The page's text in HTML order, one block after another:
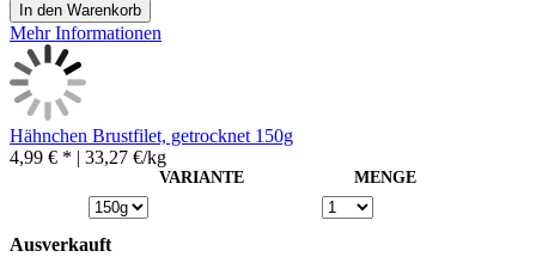
In den Warenkorb
Mehr Informationen
Hähnchen Brustfilet, getrocknet 150g
4,99 € * | 33,27 €/kg
VARIANTE MENGE
Ausverkauft